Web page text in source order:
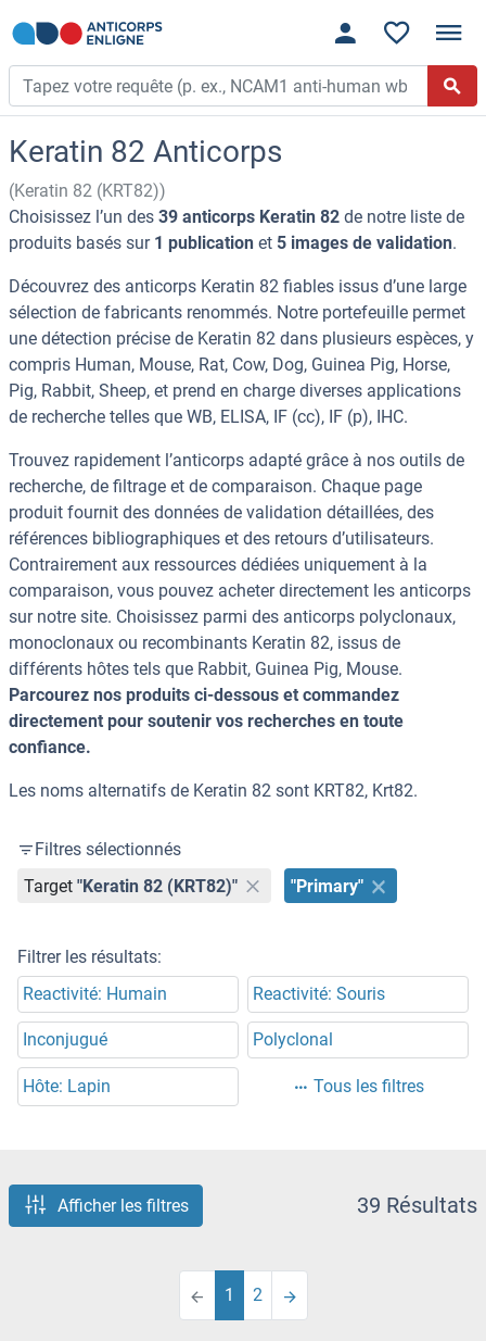
Keratin 82 Anticorps
(Keratin 82 (KRT82))
Choisissez l’un des 39 anticorps Keratin 82 de notre liste de
produits basés sur 1 publication et 5 images de validation.
Découvrez des anticorps Keratin 82 fiables issus d’une large
sélection de fabricants renommés. Notre portefeuille permet
une détection précise de Keratin 82 dans plusieurs espèces, y
compris Human, Mouse, Rat, Cow, Dog, Guinea Pig, Horse,
Pig, Rabbit, Sheep, et prend en charge diverses applications
de recherche telles que WB, ELISA, IF (cc), IF (p), IHC.
Trouvez rapidement l’anticorps adapté grâce à nos outils de
recherche, de filtrage et de comparaison. Chaque page
produit fournit des données de validation détaillées, des
références bibliographiques et des retours d’utilisateurs.
Contrairement aux ressources dédiées uniquement à la
comparaison, vous pouvez acheter directement les anticorps
sur notre site. Choisissez parmi des anticorps polyclonaux,
monoclonaux ou recombinants Keratin 82, issus de
différents hôtes tels que Rabbit, Guinea Pig, Mouse.
Parcourez nos produits ci-dessous et commandez
directement pour soutenir vos recherches en toute
confiance.
Les noms alternatifs de Keratin 82 sont KRT82, Krt82.
Filtres sélectionnés
Target "Keratin 82 (KRT82)" "Primary"
Filtrer les résultats:
Reactivité: Humain
Reactivité: Souris
Inconjugué Polyclonal
Hôte: Lapin Tous les filtres
Afficher les filtres 39 Résultats
1 2